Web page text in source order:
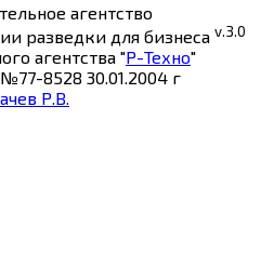
агентство
разведки для бизнеса v.3.0
агентства "Р-Техно"
8528 30.01.2004 г
Р.В.